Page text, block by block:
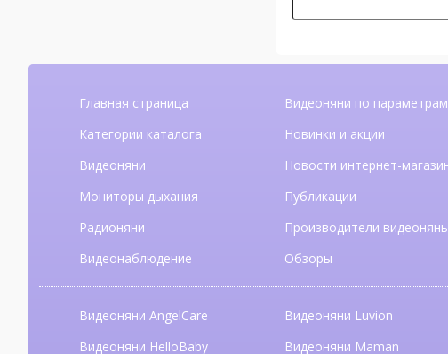
Главная страница
Категории каталога
Видеоняни
Мониторы дыхания
Радионяни
Видеонаблюдение
Видеоняни по параметрам
Новинки и акции
Новости интернет-
Публикации
Производители видеонянь
Обзоры
Видеоняни AngelCare
Видеоняни HelloBaby
Видеоняни Luvion
Видеоняни Maman